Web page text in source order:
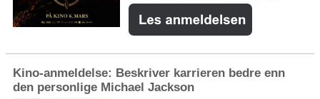
Kino-anmeldelse: Beskriver karrieren bedre enn
den personlige Michael Jackson